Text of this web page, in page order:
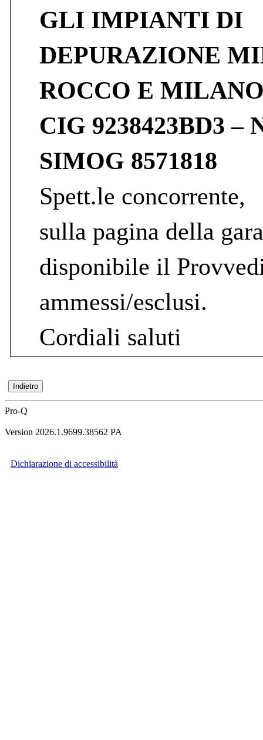
GLI IMPIANTI DI
DEPURAZIONE
ROCCO E
CIG 9238423BD3 –
SIMOG 8571818
Spett.le concorrente,
sulla pagina della
disponibile il
ammessi/esclusi.
Cordiali saluti
Pro-Q
Version 2026.1.9699.38562 PA
Dichiarazione di accessibilità